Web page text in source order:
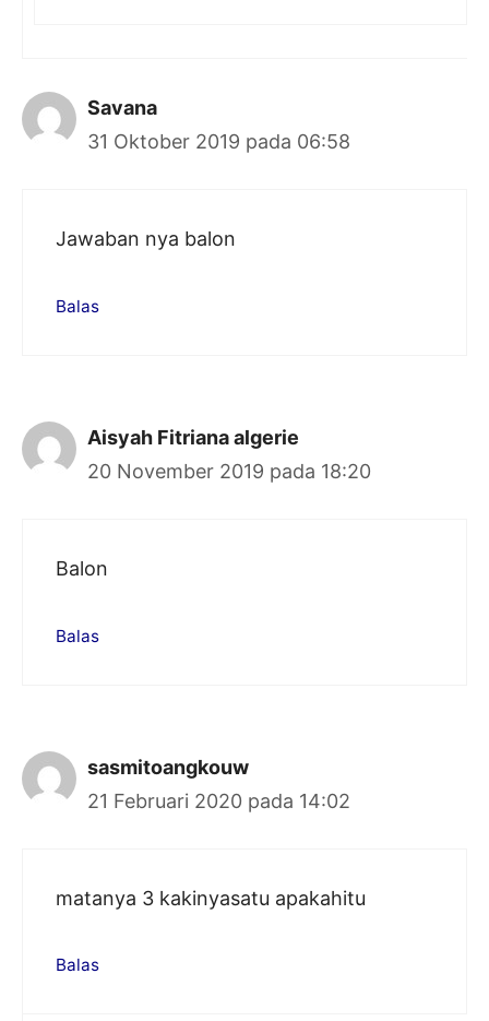
Savana
31 Oktober 2019 pada 06:58
Jawaban nya balon
Balas
Aisyah Fitriana algerie
20 November 2019 pada 18:20
Balon
Balas
sasmitoangkouw
21 Februari 2020 pada 14:02
matanya 3 kakinyasatu apakahitu
Balas